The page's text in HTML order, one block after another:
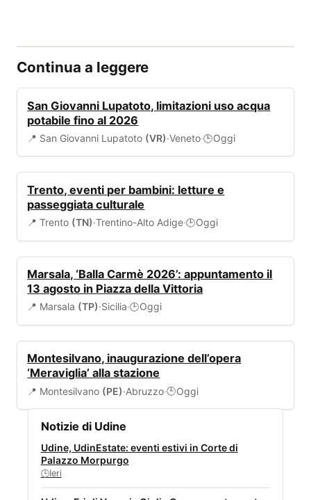
Continua a leggere
San Giovanni Lupatoto, limitazioni uso acqua
potabile fino al 2026
📍 San Giovanni Lupatoto (VR)·Veneto·🕒Oggi
Trento, eventi per bambini: letture e
passeggiata culturale
📍 Trento (TN)·Trentino-Alto Adige·🕒Oggi
Marsala, ‘Balla Carmè 2026’: appuntamento il
13 agosto in Piazza della Vittoria
📍 Marsala (TP)·Sicilia·🕒Oggi
Montesilvano, inaugurazione dell’opera
‘Meraviglia’ alla stazione
📍 Montesilvano (PE)·Abruzzo·🕒Oggi
Notizie di Udine
Udine, UdinEstate: eventi estivi in Corte di
Palazzo Morpurgo
🕒Ieri